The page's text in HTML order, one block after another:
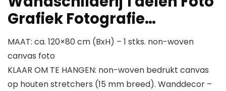
Grafiek Fotografie…
MAAT: ca. 120×80 cm (BxH) – 1 stks. non-woven
canvas foto
KLAAR OM TE HANGEN: non-woven bedrukt canvas
op houten stretchers (15 mm breed). Wanddecor –